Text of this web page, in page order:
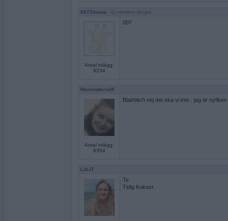
6972mona - Ej medlem längre
Antal inlägg:
9234
007
Mormodern49
Antal inlägg:
8354
Blairbitch nej det ska vi inte , jag är nyfiken
Lill-IT
Te.
Tidig frukost.